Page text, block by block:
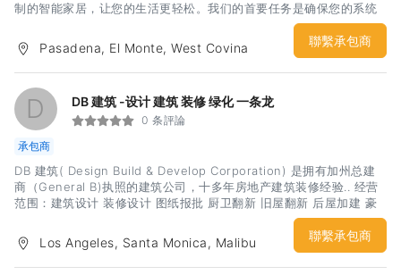
制的智能家居，让您的生活更轻松。我们的首要任务是确保您的系统
集成并正常运行。大小工程均承接。从创建完美的家庭影院系统，到
安装环绕声系统，再到简单地安装电视。我们的首要任务是根据您的
需求进行定制，让您的梦想成真。提供市场上最优质的产品和服务。
我们可以设计专用于家庭影院、后院娱乐、全屋影音的环绕声室，满
足您的喜好。集成在单一界面中，以完美呈现您最喜爱的音乐、电视
节目和电影。提供一流的声音，在找到理想区域时唤醒自己。您将获
得您一直在寻找的优质声音！我们位于洛杉矶尔湾，为橙县乃至洛杉
音频视频视频监控网络布线网络电话电缆管理远程支持
Pasadena, El Monte, West Covina 聯繫承包商
D DB 建筑 -设计 建筑 装修 绿化 一条龙
0 条評論
承包商
DB 建筑( Design Build & Develop Corporation) 是拥有加州总建
商（General B)执照的建筑公司，十多年房地产建筑装修经验.. 经营
范围：建筑设计 装修设计 图纸报批 厨卫翻新 旧屋翻新 后屋加建 豪
宅新建 景观设计 园林绿化 , 车库改造, ADU 新建及改建等一切与建筑
装修 园林绿化相关的业务公司优势:主设计师为USLA建筑设计硕士（
Master Of Architecture) . 设计风格以目前最受欢迎的五大流行风格
为主( Contemporary, Farm house, Modern, Traditional, Cape
Los Angeles, Santa Monica, Malibu 聯繫承包商